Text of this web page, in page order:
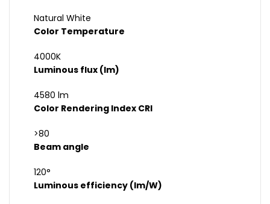
Natural White
Color Temperature
4000K
Luminous flux (lm)
4580 lm
Color Rendering Index CRI
>80
Beam angle
120°
Luminous efficiency (lm/W)